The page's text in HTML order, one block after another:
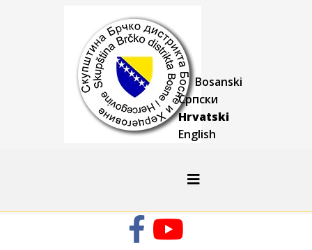
Bosanski
Српски
Hrvatski
English